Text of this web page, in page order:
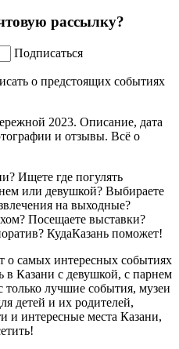
рассылку?
Подписаться
о предстоящих событиях
2023. Описание, дата
и отзывы. Всё о
Ищете где погулять
или девушкой? Выбираете
на выходные?
Посещаете выставки?
КудаКазань поможет!
о самых интересных событиях
в Казани с девушкой, с парнем
лучшие события, музеи
детей и их родителей,
и интересные места Казани,